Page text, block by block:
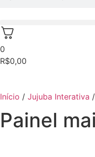
0
R$0,00
Início / Jujuba Interativa
Painel